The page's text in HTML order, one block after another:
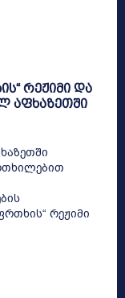
რეჟიმი და
აფხაზეთში
რეჟიმი